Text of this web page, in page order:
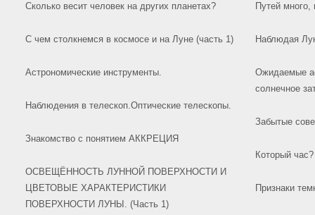
Сколько весит человек на других планетах?
С чем столкнемся в космосе и на Луне (часть 1)
Астрономические инструменты.
Наблюдения в телескоп.Оптические телескопы.
Знакомство с понятием АККРЕЦИЯ
ОСВЕЩЁННОСТЬ ЛУННОЙ ПОВЕРХНОСТИ И
ЦВЕТОВЫЕ ХАРАКТЕРИСТИКИ
ПОВЕРХНОСТИ ЛУНЫ. (Часть 1)
Путей
Наблюдая
Ожидаемые
солнечное
Забытые
Который
Признаки